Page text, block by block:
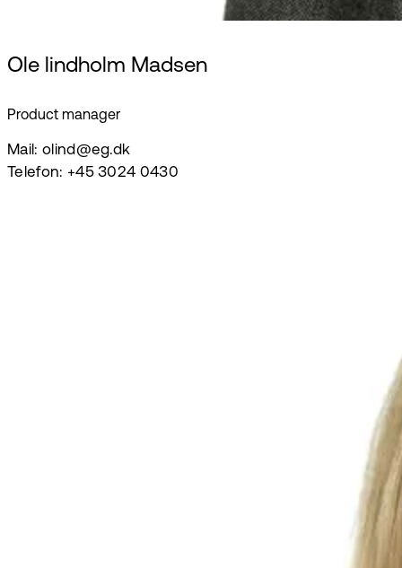
Ole lindholm Madsen
Product manager
Mail: olind@eg.dk
Telefon: +45 3024 0430